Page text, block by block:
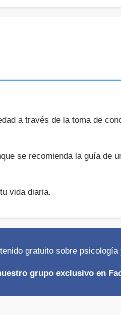
a través de la toma de
se recomienda la guía de
vida diaria.
gratuito sobre psicología
grupo exclusivo en